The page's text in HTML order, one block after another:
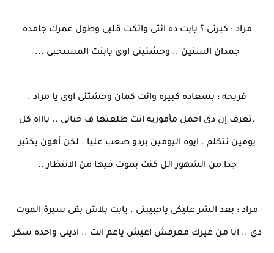
مراد : كبرتى ؟ يابت ده انتى واتكت قلبى وطول عمرك جامده
جمدان السنين .. وحشتينى اوى يابنت المستخبى ...
فريحه : بسعاده كبيره وانت كمان وحشتنى اوى يا مراد .
.تعرف إن دى اجمل مأموريه انت طلعتها ف حياتى .. ياااه كل
يومين نتكلم . ايوه اليومين بردو صعب عليا . لكن أهون بكتير
جدا من الشهور الل كنت بموت فيها من الانتظار ..
مراد : بعد الشر عليكى ياحبيبتى . يابت بلاش بقى سيرة الموت
دي .. انا من غيرك معرفش اعيش ياعم انت .. ادينى واحده سكر